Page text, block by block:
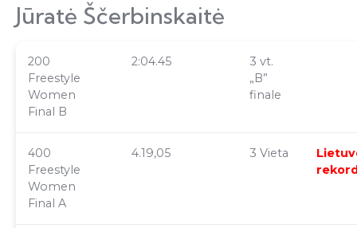
Jūratė Ščerbinskaitė
200
Freestyle
Women
Final B
2:04.45
3 vt.
„B”
finale
400
Freestyle
Women
Final A
4.19,05 3 Vieta